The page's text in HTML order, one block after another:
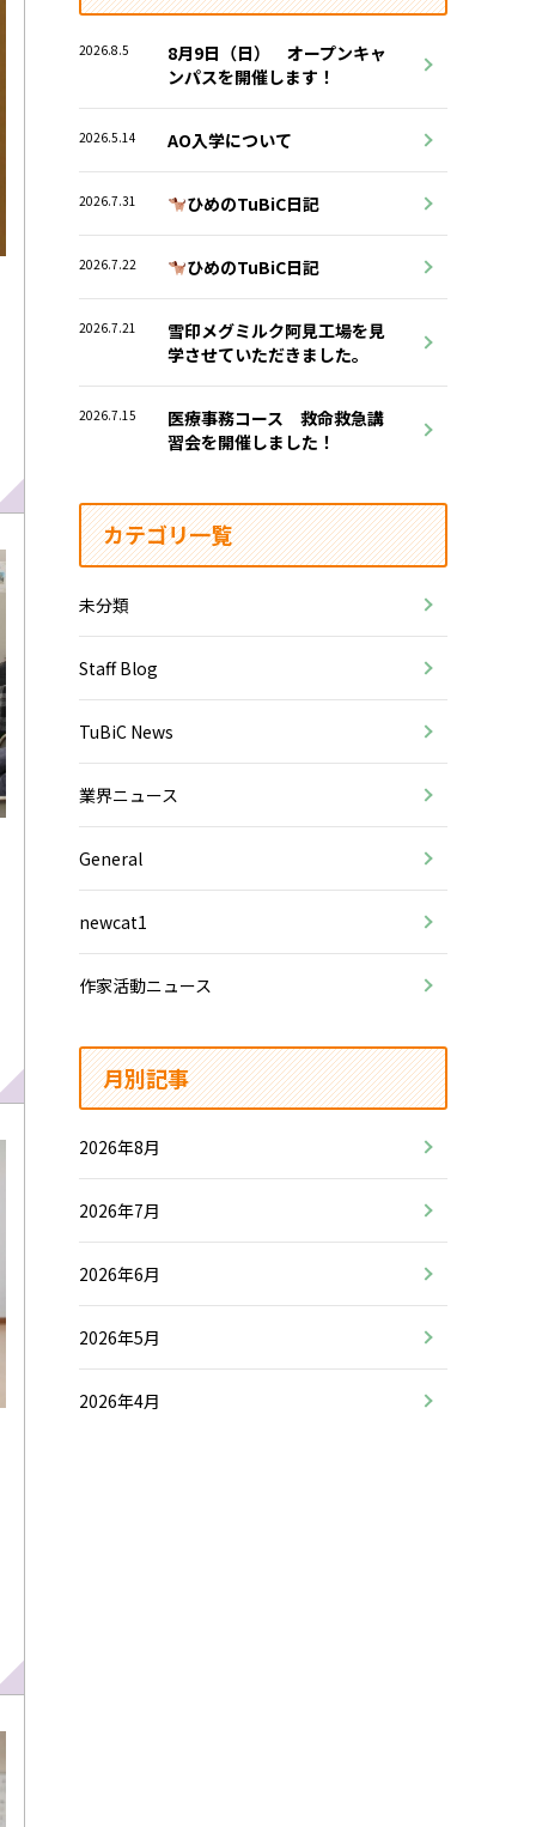
2026.8.5
8月9日（日） オープンキャ
ンパスを開催します！
2026.5.14 AO入学について
2026.7.31 ひめのTuBiC日記
2026.7.22 ひめのTuBiC日記
2026.7.21
雪印メグミルク阿見工場を見
学させていただきました。
2026.7.15
医療事務コース 救命救急講
習会を開催しました！
カテゴリ一覧
未分類
Staff Blog
TuBiC News
業界ニュース
General
newcat1
作家活動ニュース
月別記事
2026年8月
2026年7月
2026年6月
2026年5月
2026年4月